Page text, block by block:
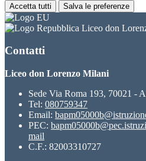
Accetta tutti Salva le preferenze
Liceo don
Contatti
Liceo don Lorenzo Milani
Sede Via Roma 193, 70021 -
Tel: 080759347
Email:
PEC:
mail
C.F.: 82003310727